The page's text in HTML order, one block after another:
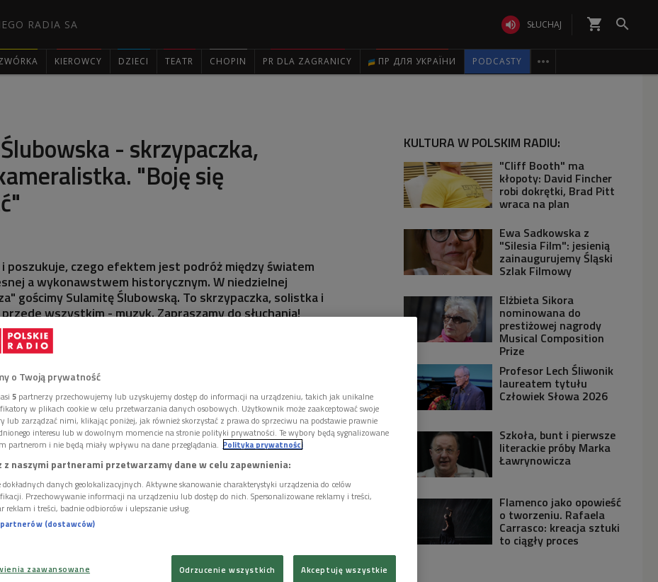
RADIA SA  SŁUCHAJ shopping_cart 
KIEROWCY DZIECI TEATR CHOPIN PR DLA ZAGRANICY ПР ДЛЯ УКРАЇНИ PODCASTY 
- skrzypaczka,
"Boję się
poszukuje, czego efektem jest podróż między światem
a wykonawstwem historycznym. W niedzielnej
gościmy Sulamitę Ślubowską. To skrzypaczka, solistka i
wszystkim - muzyk. Zapraszamy do słuchania!
KULTURA W POLSKIM RADIU:
"Cliff Booth" ma
kłopoty: David Fincher
robi dokrętki, Brad Pitt
wraca na plan
Ewa Sadkowska z
"Silesia Film": jesienią
zainaugurujemy Śląski
Szlak Filmowy
Elżbieta Sikora
nominowana do
prestiżowej nagrody
Musical Composition
Prize
Profesor Lech Śliwonik
laureatem tytułu
Człowiek Słowa 2026
Szkoła, bunt i pierwsze
literackie próby Marka
Ławrynowicza
Flamenco jako opowieść
o tworzeniu. Rafaela
Carrasco: kreacja sztuki
to ciągły proces
o Twoją prywatność
5 partnerzy przechowujemy lub uzyskujemy dostęp do informacji na urządzeniu, takich jak unikalne
w plikach cookie w celu przetwarzania danych osobowych. Użytkownik może zaakceptować swoje
lub zarządzać nimi, klikając poniżej, jak również skorzystać z prawa do sprzeciwu na podstawie prawnie
interesu lub w dowolnym momencie na stronie polityki prywatności. Te wybory będą sygnalizowane
partnerom i nie będą miały wpływu na dane przeglądania. Polityka prywatności
z naszymi partnerami przetwarzamy dane w celu zapewnienia:
dokładnych danych geolokalizacyjnych. Aktywne skanowanie charakterystyki urządzenia do celów
Przechowywanie informacji na urządzeniu lub dostęp do nich. Spersonalizowane reklamy i treści,
reklam i treści, badnie odbiorców i ulepszanie usług.
(dostawców)
zaawansowane Odrzucenie wszystkich Akceptuję wszystkie